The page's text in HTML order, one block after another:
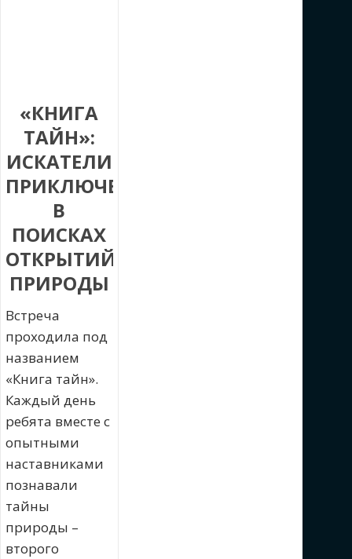
«КНИГА
ТАЙН»:
ИСКАТЕЛИ
ПРИКЛЮЧЕНИЙ
В
ПОИСКАХ
ОТКРЫТИЙ
ПРИРОДЫ
Встреча
проходила под
названием
«Книга тайн».
Каждый день
ребята вместе с
опытными
наставниками
познавали
тайны
природы –
второго